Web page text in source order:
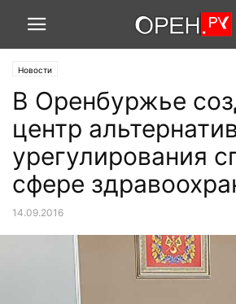
Новости
В Оренбуржье
центр
урегулирования
сфере
14.09.2016